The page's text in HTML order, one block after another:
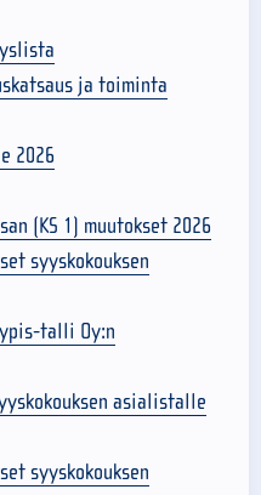
ja toiminta
2026
(KS 1) muutokset 2026
syyskokouksen
talli Oy:n
asialistalle
syyskokouksen